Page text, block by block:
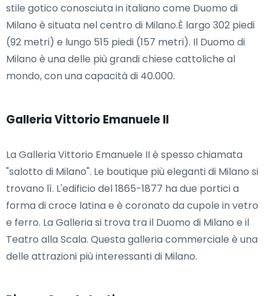
stile gotico conosciuta in italiano come Duomo di
Milano è situata nel centro di Milano.È largo 302 piedi
(92 metri) e lungo 515 piedi (157 metri). Il Duomo di
Milano è una delle più grandi chiese cattoliche al
mondo, con una capacità di 40.000.
Galleria Vittorio Emanuele II
La Galleria Vittorio Emanuele II è spesso chiamata
"salotto di Milano". Le boutique più eleganti di Milano si
trovano lì. L'edificio del 1865-1877 ha due portici a
forma di croce latina e è coronato da cupole in vetro
e ferro. La Galleria si trova tra il Duomo di Milano e il
Teatro alla Scala. Questa galleria commerciale è una
delle attrazioni più interessanti di Milano.